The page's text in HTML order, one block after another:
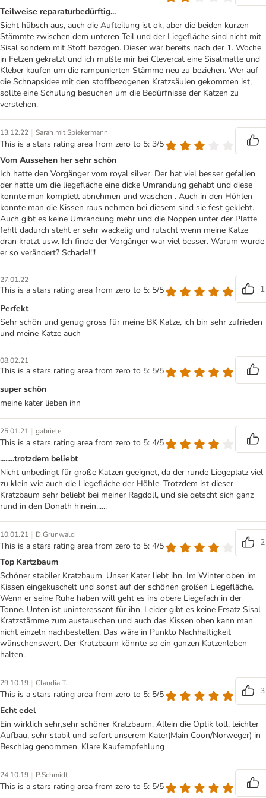
Teilweise reparaturbedürftig...
Sieht hübsch aus, auch die Aufteilung ist ok, aber die beiden kurzen
Stämmte zwischen dem unteren Teil und der Liegefläche sind nicht mit
Sisal sondern mit Stoff bezogen. Dieser war bereits nach der 1. Woche
in Fetzen gekratzt und ich mußte mir bei Clevercat eine Sisalmatte und
Kleber kaufen um die rampunierten Stämme neu zu beziehen. Wer auf
die Schnapsidee mit den stoffbezogenen Kratzsäulen gekommen ist,
sollte eine Schulung besuchen um die Bedürfnisse der Katzen zu
verstehen.
13.12.22 | Sarah mit Spiekermann
This is a stars rating area from zero to 5: 3/5
Vom Aussehen her sehr schön
Ich hatte den Vorgänger vom royal silver. Der hat viel besser gefallen
der hatte um die liegefläche eine dicke Umrandung gehabt und diese
konnte man komplett abnehmen und waschen . Auch in den Höhlen
konnte man die Kissen raus nehmen bei diesem sind sie fest geklebt.
Auch gibt es keine Umrandung mehr und die Noppen unter der Platte
fehlt dadurch steht er sehr wackelig und rutscht wenn meine Katze
dran kratzt usw. Ich finde der Vorgânger war viel besser. Warum wurde
er so verändert? Schade!!!!
27.01.22
This is a stars rating area from zero to 5: 5/5
1
Perfekt
Sehr schön und genug gross für meine BK Katze, ich bin sehr zufrieden
und meine Katze auch
08.02.21
This is a stars rating area from zero to 5: 5/5
super schön
meine kater lieben ihn
25.01.21 | gabriele
This is a stars rating area from zero to 5: 4/5
........trotzdem beliebt
Nicht unbedingt für große Katzen geeignet, da der runde Liegeplatz viel
zu klein wie auch die Liegefläche der Höhle. Trotzdem ist dieser
Kratzbaum sehr beliebt bei meiner Ragdoll, und sie qetscht sich ganz
rund in den Donath hinein......
10.01.21 | D.Grunwald
This is a stars rating area from zero to 5: 4/5
2
Top Kartzbaum
Schöner stabiler Kratzbaum. Unser Kater liebt ihn. Im Winter oben im
Kissen eingekuschelt und sonst auf der schönen großen Liegefläche.
Wenn er seine Ruhe haben will geht es ins obere Liegefach in der
Tonne. Unten ist uninteressant für ihn. Leider gibt es keine Ersatz Sisal
Kratzstämme zum austauschen und auch das Kissen oben kann man
nicht einzeln nachbestellen. Das wäre in Punkto Nachhaltigkeit
wünschenswert. Der Kratzbaum könnte so ein ganzen Katzenleben
halten.
29.10.19 | Claudia T.
This is a stars rating area from zero to 5: 5/5
3
Echt edel
Ein wirklich sehr,sehr schöner Kratzbaum. Allein die Optik toll, leichter
Aufbau, sehr stabil und sofort unserem Kater(Main Coon/Norweger) in
Beschlag genommen. Klare Kaufempfehlung
24.10.19 | P.Schmidt
This is a stars rating area from zero to 5: 5/5